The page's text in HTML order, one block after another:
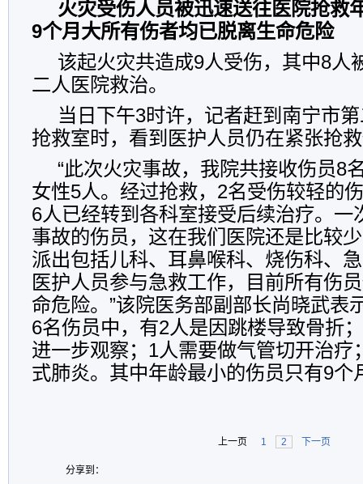
火灾受伤人员被迅速送往医院抢救
9个月大所有伤者均已脱离生命危险
该起火灾共造成9人受伤，其中8人
二人医院救治。
当日下午3时许，记者赶到南宁市
抢救室时，看到医护人员仍在紧张抢
“此次火灾事故，我院共接收伤员8
女性5人。经过抢救，2名受伤较轻的
6人已经转到各科室接受后续治疗。一
事故的伤员，这在我们医院还是比较
派出包括儿科、耳鼻喉科、烧伤科、
医护人员参与急救工作，目前所有伤
命危险。”该院医务部副部长尚晓武表
6名伤员中，有2人是因跳楼导致骨折
进一步观察；1人需要做气管切开治疗
式肺炎。其中年龄最小的伤员只有9个
上一页 1 2 下一页
分享到：